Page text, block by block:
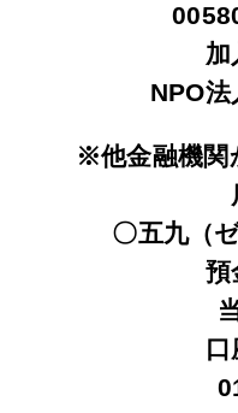
加
NPO
※他金融機関
〇五九（
預
口